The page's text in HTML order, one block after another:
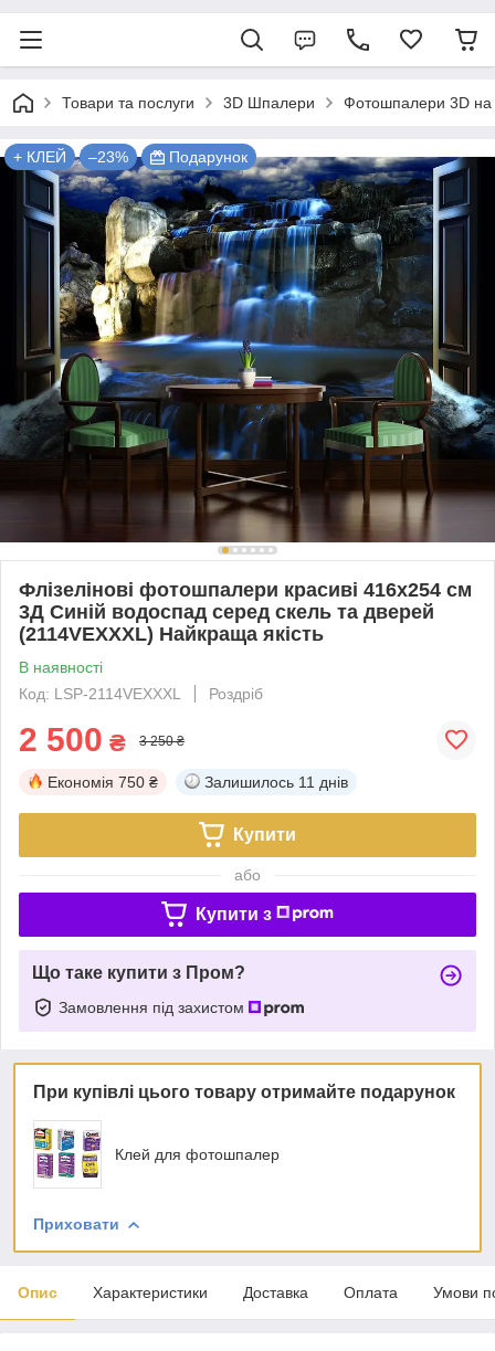
Товари та послуги 3D Шпалери Фотошпалери 3D на
+ КЛЕЙ –23% Подарунок
Флізелінові фотошпалери красиві 416x254 см
3Д Синій водоспад серед скель та дверей
(2114VEXXXL) Найкраща якість
В наявності
Код: LSP-2114VEXXXL
Роздріб
2 500 ₴ 3 250 ₴
Економія 750 ₴ Залишилось 11 днів
Купити
або
Купити з
Що таке купити з Пром?
Замовлення під захистом
При купівлі цього товару отримайте подарунок
Клей для фотошпалер
Приховати
Опис Характеристики Доставка Оплата Умови